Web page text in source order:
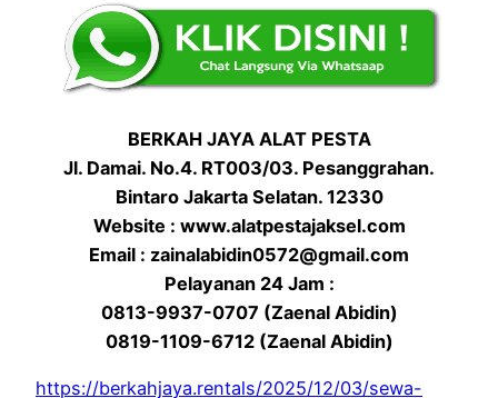
BERKAH JAYA ALAT PESTA
Jl. Damai. No.4. RT003/03. Pesanggrahan.
Bintaro Jakarta Selatan. 12330
Website : www.alatpestajaksel.com
Email : zainalabidin0572@gmail.com
Pelayanan 24 Jam :
0813-9937-0707 (Zaenal Abidin)
0819-1109-6712 (Zaenal Abidin)
https://berkahjaya.rentals/2025/12/03/sewa-